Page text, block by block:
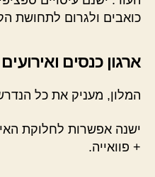
כואבים ולגרום לתחושת
ארגון כנסים
המלון, מעניק את כל
ישנה אפשרות לחלוקת
+ פוואייה.